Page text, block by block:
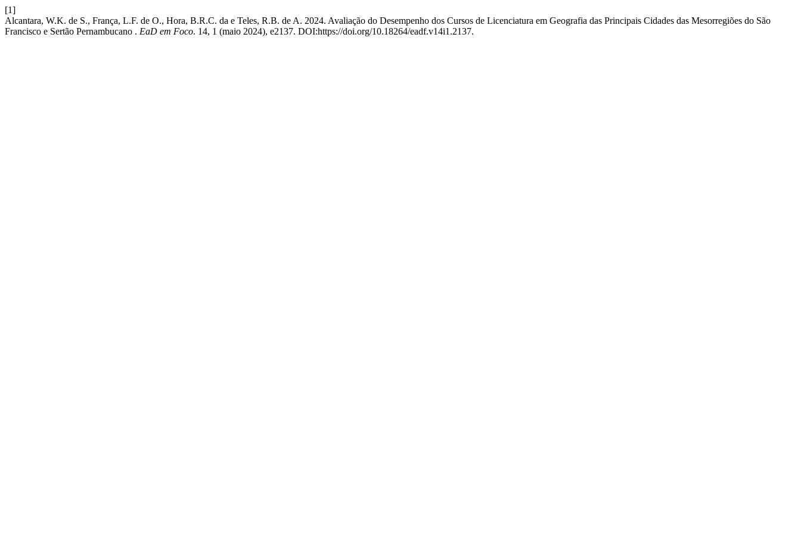
[1]
Alcantara, W.K. de S., França, L.F. de O., Hora, B.R.C. da e Teles, R.B. de A. 2024. Avaliação do Desempenho dos Cursos de Licenciatura em Geografia das Principais Cidades das Mesorregiões do São
Francisco e Sertão Pernambucano . EaD em Foco. 14, 1 (maio 2024), e2137. DOI:https://doi.org/10.18264/eadf.v14i1.2137.